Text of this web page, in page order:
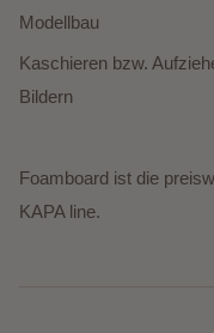
Modellbau
Kaschieren bzw.
Bildern
Foamboard ist die
KAPA line.